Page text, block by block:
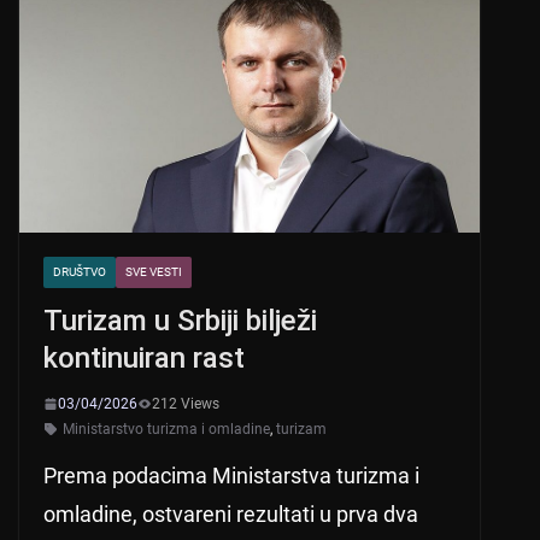
DRUŠTVO SVE VESTI
Turizam u Srbiji bilježi
kontinuiran rast
03/04/2026
212 Views
Ministarstvo turizma i omladine, turizam
Prema podacima Ministarstva turizma i
omladine, ostvareni rezultati u prva dva